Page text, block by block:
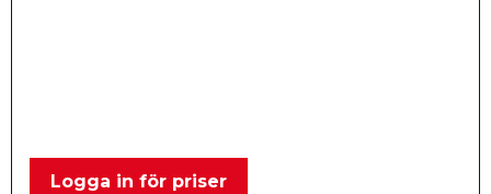
Logga in för priser